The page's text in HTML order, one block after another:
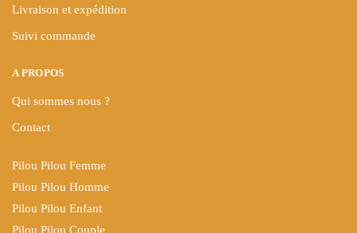
Livraison et expédition
Suivi commande
A PROPOS
Qui sommes nous ?
Contact
Pilou Pilou Femme
Pilou Pilou Homme
Pilou Pilou Enfant
Pilou Pilou Couple